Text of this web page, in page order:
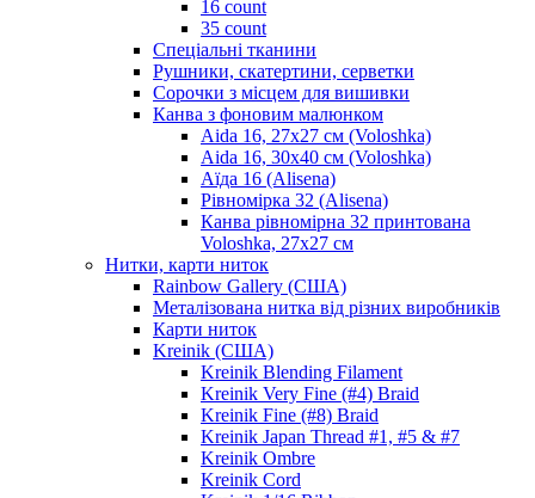
16 count
35 count
Спеціальні тканини
Рушники, скатертини, серветки
Сорочки з місцем для вишивки
Канва з фоновим малюнком
Aida 16, 27х27 см (Voloshka)
Aida 16, 30х40 см (Voloshka)
Аїда 16 (Alisena)
Рівномірка 32 (Alisena)
Канва рівномірна 32 принтована
Voloshka, 27х27 см
Нитки, карти ниток
Rainbow Gallery (США)
Металізована нитка від різних виробників
Карти ниток
Kreinik (США)
Kreinik Blending Filament
Kreinik Very Fine (#4) Braid
Kreinik Fine (#8) Braid
Kreinik Japan Thread #1, #5 & #7
Kreinik Ombre
Kreinik Cord